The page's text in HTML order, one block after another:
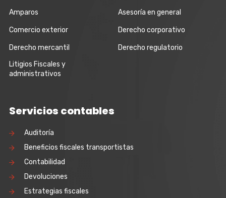
Amparos Asesoría en general
Comercio exterior Derecho corporativo
Derecho mercantil
Derecho regulatorio
Litigios Fiscales y
administrativos
Servicios contables
Auditoría
Beneficios fiscales transportistas
Contabilidad
Devoluciones
Estrategias fiscales